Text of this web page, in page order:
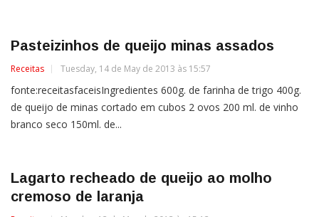
Pasteizinhos de queijo minas assados
Receitas Tuesday, 14 de May de 2013 às 15:57
fonte:receitasfaceisIngredientes 600g. de farinha de trigo 400g.
de queijo de minas cortado em cubos 2 ovos 200 ml. de vinho
branco seco 150ml. de...
Lagarto recheado de queijo ao molho
cremoso de laranja